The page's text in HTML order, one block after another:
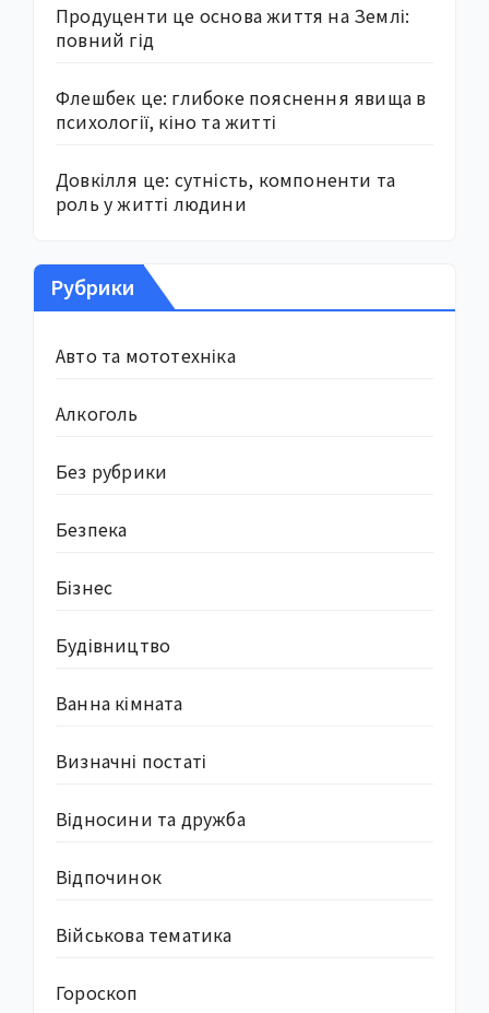
Продуценти це основа життя на Землі:
повний гід
Флешбек це: глибоке пояснення явища в
психології, кіно та житті
Довкілля це: сутність, компоненти та
роль у житті людини
Рубрики
Авто та мототехніка
Алкоголь
Без рубрики
Безпека
Бізнес
Будівництво
Ванна кімната
Визначні постаті
Відносини та дружба
Відпочинок
Військова тематика
Гороскоп